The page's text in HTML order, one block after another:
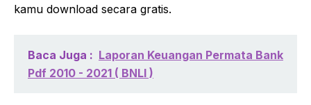
kamu download secara gratis.
Baca Juga : Laporan Keuangan Permata Bank
Pdf 2010 - 2021 ( BNLI )